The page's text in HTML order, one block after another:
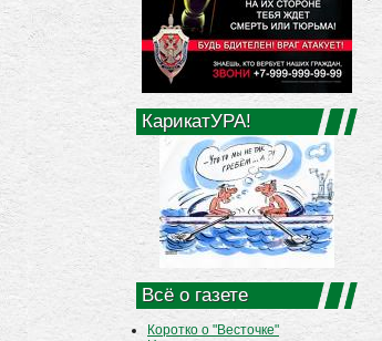
КарикатУРА!
Всё о газете
Коротко о "Весточке"